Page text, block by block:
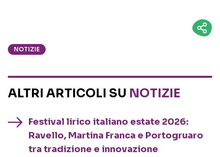
NOTIZIE
ALTRI ARTICOLI SU NOTIZIE
Festival lirico italiano estate 2026:
Ravello, Martina Franca e Portogruaro
tra tradizione e innovazione